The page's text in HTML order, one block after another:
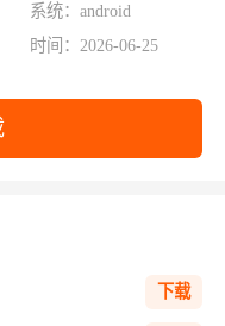
系统：android
时间：2026-06-25
下载